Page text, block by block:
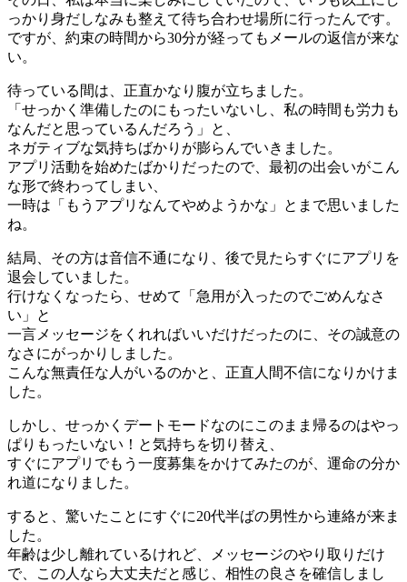
っかり身だしなみも整えて待ち合わせ場所に行ったんです。
ですが、約束の時間から30分が経ってもメールの返信が来な
い。
待っている間は、正直かなり腹が立ちました。
「せっかく準備したのにもったいないし、私の時間も労力も
なんだと思っているんだろう」と、
ネガティブな気持ちばかりが膨らんでいきました。
アプリ活動を始めたばかりだったので、最初の出会いがこん
な形で終わってしまい、
一時は「もうアプリなんてやめようかな」とまで思いました
ね。
結局、その方は音信不通になり、後で見たらすぐにアプリを
退会していました。
行けなくなったら、せめて「急用が入ったのでごめんなさ
い」と
一言メッセージをくれればいいだけだったのに、その誠意の
なさにがっかりしました。
こんな無責任な人がいるのかと、正直人間不信になりかけま
した。
しかし、せっかくデートモードなのにこのまま帰るのはやっ
ぱりもったいない！と気持ちを切り替え、
すぐにアプリでもう一度募集をかけてみたのが、運命の分か
れ道になりました。
すると、驚いたことにすぐに20代半ばの男性から連絡が来ま
した。
年齢は少し離れているけれど、メッセージのやり取りだけ
で、この人なら大丈夫だと感じ、相性の良さを確信しまし